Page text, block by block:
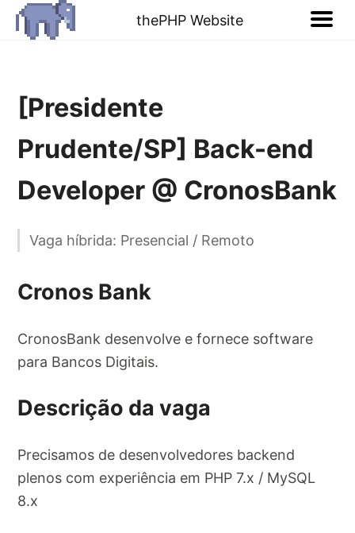
thePHP Website
[Presidente
Prudente/SP] Back-end
Developer @ CronosBank
Vaga híbrida: Presencial / Remoto
Cronos Bank
CronosBank desenvolve e fornece software
para Bancos Digitais.
Descrição da vaga
Precisamos de desenvolvedores backend
plenos com experiência em PHP 7.x / MySQL
8.x